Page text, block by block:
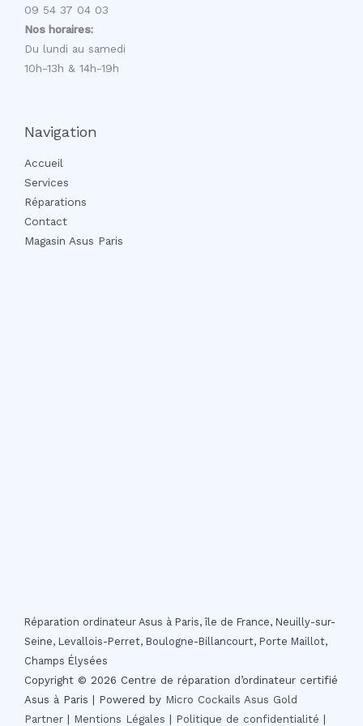
09 54 37 04 03
Nos horaires:
Du lundi au samedi
10h-13h & 14h-19h
Navigation
Accueil
Services
Réparations
Contact
Magasin Asus Paris
Réparation ordinateur Asus à Paris, île de France, Neuilly-sur-
Seine, Levallois-Perret, Boulogne-Billancourt, Porte Maillot,
Champs Élysées
Copyright © 2026 Centre de réparation d’ordinateur certifié
Asus à Paris | Powered by Micro Cockails Asus Gold
Partner
Mentions Légales Politique de confidentialité